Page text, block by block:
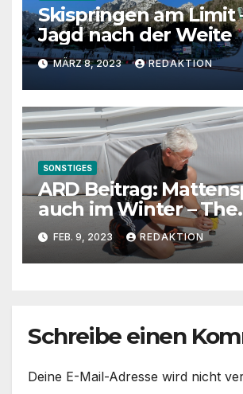
Skispringen am Limit
Jagd nach der Weite
MÄRZ 8, 2023 REDAKTION
SONSTIGES
ARD Beitrag:
auch im Winter – The
making-of
FEB. 9, 2023 REDAKTION
Schreibe einen
Deine E-Mail-Adresse wird nicht